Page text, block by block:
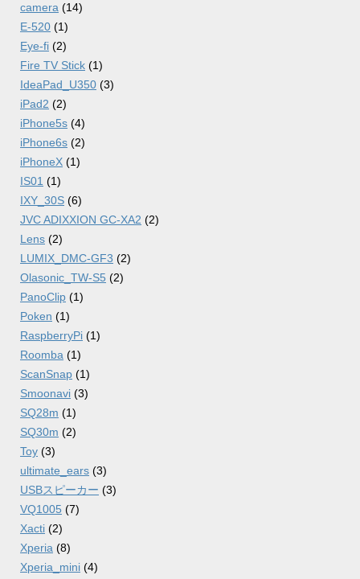
camera (14)
E-520 (1)
Eye-fi (2)
Fire TV Stick (1)
IdeaPad_U350 (3)
iPad2 (2)
iPhone5s (4)
iPhone6s (2)
iPhoneX (1)
IS01 (1)
IXY_30S (6)
JVC ADIXXION GC-XA2 (2)
Lens (2)
LUMIX_DMC-GF3 (2)
Olasonic_TW-S5 (2)
PanoClip (1)
Poken (1)
RaspberryPi (1)
Roomba (1)
ScanSnap (1)
Smoonavi (3)
SQ28m (1)
SQ30m (2)
Toy (3)
ultimate_ears (3)
USBスピーカー (3)
VQ1005 (7)
Xacti (2)
Xperia (8)
Xperia_mini (4)